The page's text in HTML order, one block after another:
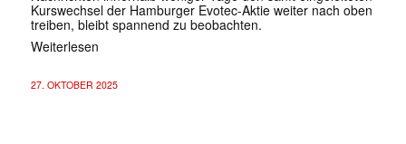
Kurswechsel der Hamburger Evotec-Aktie weiter nach oben
treiben, bleibt spannend zu beobachten.
Weiterlesen
27. OKTOBER 2025